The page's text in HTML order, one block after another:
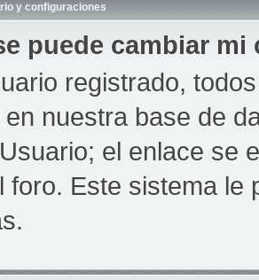
y configuraciones
puede cambiar
registrado,
nuestra base de
el enlace se
foro. Este sistema